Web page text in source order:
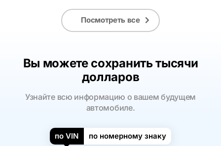
Посмотреть все
Вы можете сохранить тысячи
долларов
Узнайте всю информацию о вашем будущем
автомобиле.
по VIN по номерному знаку